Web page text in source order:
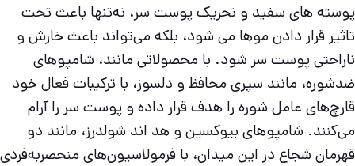
پوسته های سفید و نحریک پوست سر، نه‌تنها باعث تحت
تاثیر قرار دادن موها می شود، بلکه می‌تواند باعث خارش و
ناراحتی پوست سر شود. با محصولاتی مانند، شامپوهای
ضدشوره، مانند سپری محافظ و دلسوز، با ترکیبات فعال خود
قارچ‌های عامل شوره را هدف قرار داده و پوست سر را آرام
می‌کنند. شامپوهای بیوکسین و هد اند شولدرز، مانند دو
قهرمان شجاع در این میدان، با فرمولاسیون‌های منحصربه‌فردی